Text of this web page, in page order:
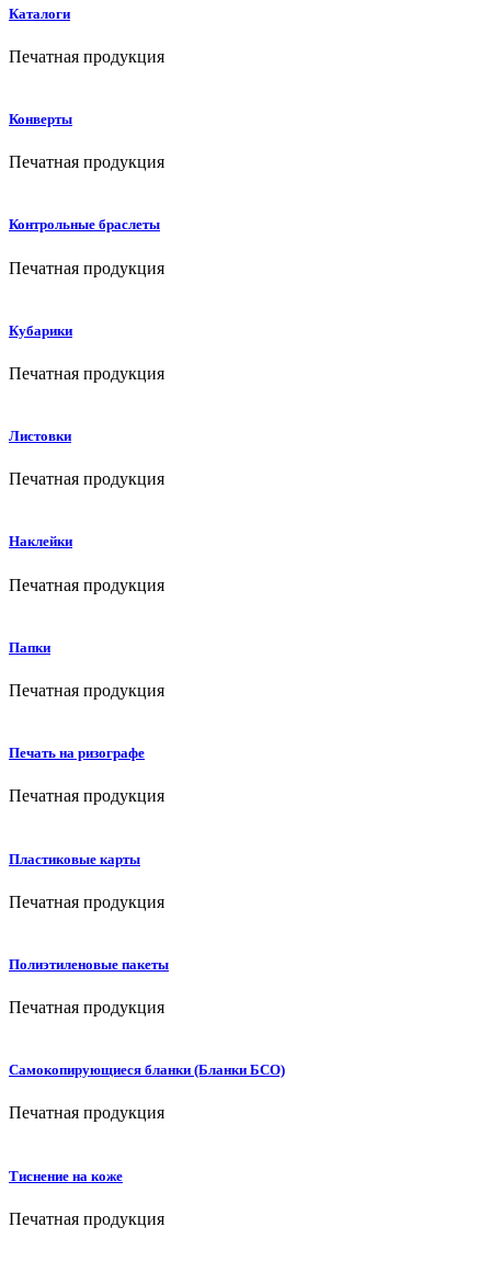
Каталоги
Печатная продукция
Конверты
Печатная продукция
Контрольные браслеты
Печатная продукция
Кубарики
Печатная продукция
Листовки
Печатная продукция
Наклейки
Печатная продукция
Папки
Печатная продукция
Печать на ризографе
Печатная продукция
Пластиковые карты
Печатная продукция
Полиэтиленовые пакеты
Печатная продукция
Самокопирующиеся бланки (Бланки БСО)
Печатная продукция
Тиснение на коже
Печатная продукция